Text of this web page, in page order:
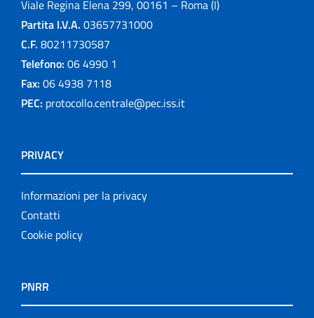
Viale Regina Elena 299, 00161 – Roma (I)
Partita I.V.A. 03657731000
C.F. 80211730587
Telefono: 06 4990 1
Fax: 06 4938 7118
PEC: protocollo.centrale@pec.iss.it
PRIVACY
Informazioni per la privacy
Contatti
Cookie policy
PNRR